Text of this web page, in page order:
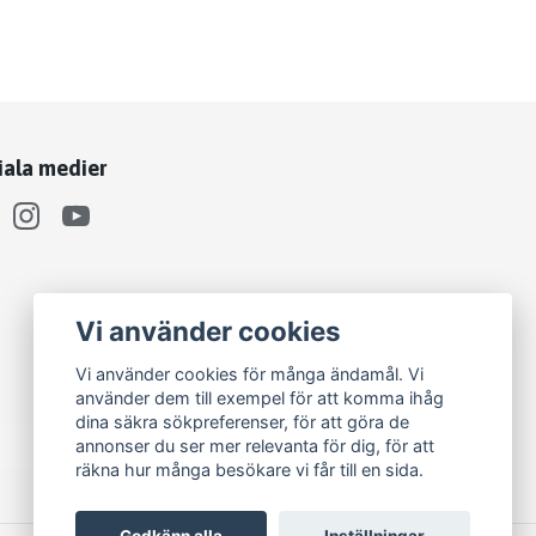
medier
Vi använder cookies
Vi använder cookies för många ändamål. Vi
använder dem till exempel för att komma ihåg
dina säkra sökpreferenser, för att göra de
annonser du ser mer relevanta för dig, för att
räkna hur många besökare vi får till en sida.